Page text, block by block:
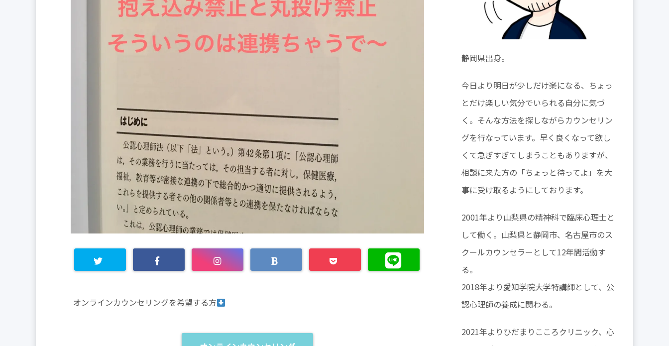
オンラインカウンセリングを希望する方
静岡県出身。
今日より明日が少しだけ楽になる、ちょっ
とだけ楽しい気分でいられる自分に気づ
く。そんな方法を探しながらカウンセリン
グを行なっています。早く良くなって欲し
くて急ぎすぎてしまうこともありますが、
相談に来た方の「ちょっと待ってよ」を大
事に受け取るようにしております。
2001年より山梨県の精神科で臨床心理士と
して働く。山梨県と静岡市、名古屋市のス
クールカウンセラーとして12年間活動す
る。
2018年より愛知学院大学特講師として、公
認心理師の養成に関わる。
2021年よりひだまりこころクリニック、心